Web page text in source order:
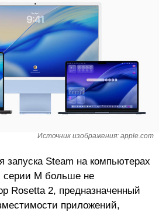
Источник изображения: apple.com
запуска Steam на компьютерах
серии M больше не
Rosetta 2, предназначенный
приложений,